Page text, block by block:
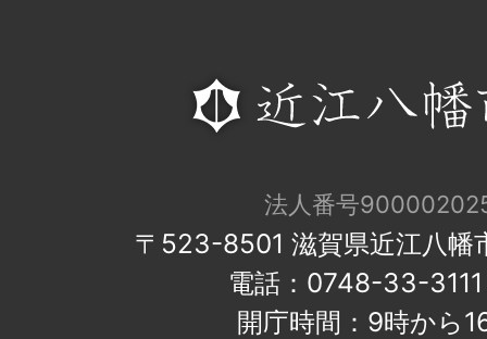
法人番号
〒523-8501 滋賀県近江八幡
電話：0748-33-
開庁時間：9時から